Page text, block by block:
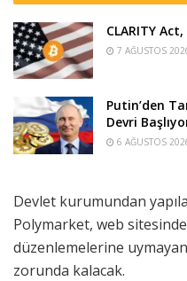
CLARITY
7 AĞUSTOS
Putin’den
Devri
6 AĞUSTOS
Devlet kurumundan
Polymarket, web
düzenlemelerine
zorunda kalacak.